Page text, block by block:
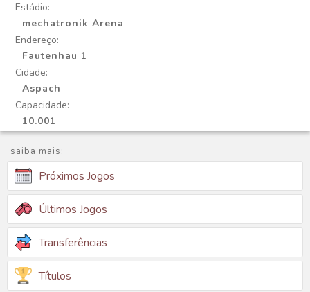
Estádio:
mechatronik Arena
Endereço:
Fautenhau 1
Cidade:
Aspach
Capacidade:
10.001
saiba mais:
Próximos Jogos
Últimos Jogos
Transferências
Títulos